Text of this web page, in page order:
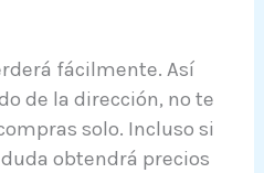
fácilmente. Así
de la dirección, no te
solo. Incluso si
obtendrá precios